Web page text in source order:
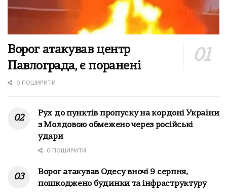
Ворог атакував центр
Павлограда, є поранені
0 ПОШИРИТИ
Рух до пунктів пропуску на кордоні України
з Молдовою обмежено через російські
удари
0 ПОШИРИТИ
Ворог атакував Одесу вночі 9 серпня,
пошкоджено будинки та інфраструктуру